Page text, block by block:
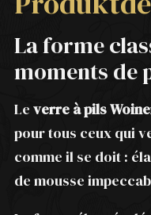
La forme
moments de
Le verre à pils
pour tous ceux qui
comme il se doit :
de mousse